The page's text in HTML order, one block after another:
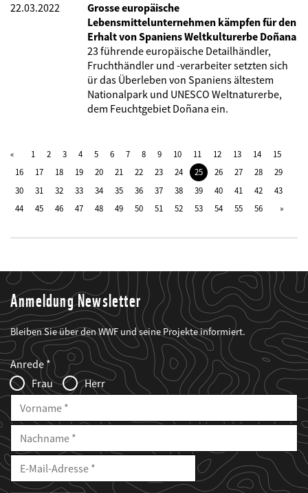
22.03.2022
Grosse europäische
Lebensmittelunternehmen kämpfen für den
Erhalt von Spaniens Weltkulturerbe Doñana
23 führende europäische Detailhändler,
Fruchthändler und -verarbeiter setzten sich
ür das Überleben von Spaniens ältestem
Nationalpark und UNESCO Weltnaturerbe,
dem Feuchtgebiet Doñana ein.
1 2 3 4 5 6 7 8 9 10 11 12 13 14
15
16
17 18 19 20 21 22 23 24 25 26 27 28
29
30
31 32 33 34 35 36 37 38 39 40 41 42
43
44
45 46 47 48 49 50 51 52 53 54 55 56
Anmeldung Newsletter
Bleiben Sie über den WWF und seine Projekte informiert.
Web2Case
Infofelder
Fieldset
anrede_name
Anrede
Frau
Herr
Vorname
Nachname
E-
Mailadresse
E-
Adresse